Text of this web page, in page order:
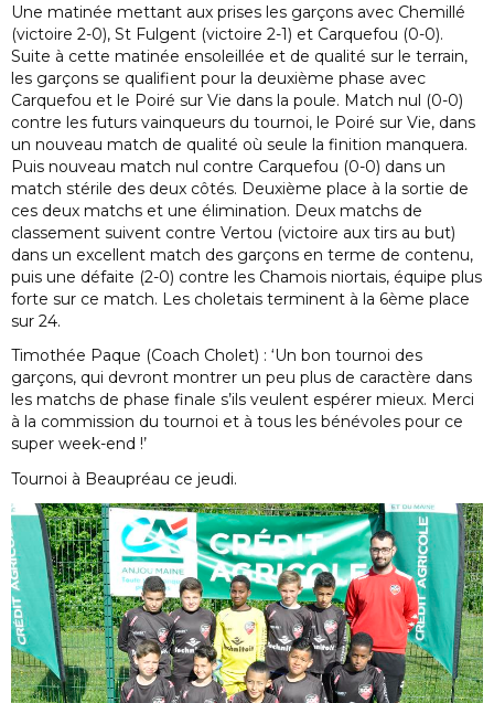
Une matinée mettant aux prises les garçons avec Chemillé
(victoire 2-0), St Fulgent (victoire 2-1) et Carquefou (0-0).
Suite à cette matinée ensoleillée et de qualité sur le terrain,
les garçons se qualifient pour la deuxième phase avec
Carquefou et le Poiré sur Vie dans la poule. Match nul (0-0)
contre les futurs vainqueurs du tournoi, le Poiré sur Vie, dans
un nouveau match de qualité où seule la finition manquera.
Puis nouveau match nul contre Carquefou (0-0) dans un
match stérile des deux côtés. Deuxième place à la sortie de
ces deux matchs et une élimination. Deux matchs de
classement suivent contre Vertou (victoire aux tirs au but)
dans un excellent match des garçons en terme de contenu,
puis une défaite (2-0) contre les Chamois niortais, équipe plus
forte sur ce match. Les choletais terminent à la 6ème place
sur 24.
Timothée Paque (Coach Cholet) : ‘Un bon tournoi des
garçons, qui devront montrer un peu plus de caractère dans
les matchs de phase finale s’ils veulent espérer mieux. Merci
à la commission du tournoi et à tous les bénévoles pour ce
super week-end !’
Tournoi à Beaupréau ce jeudi.